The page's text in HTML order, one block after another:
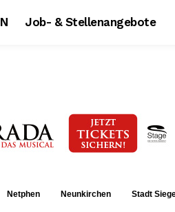
Job- & Stellenangebote
Netphen Neunkirchen Stadt